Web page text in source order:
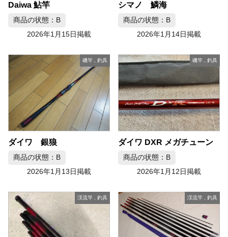
Daiwa 鮎竿
商品の状態：B
2026年1月15日掲載
シマノ 鱗海
商品の状態：B
2026年1月14日掲載
磯竿, 釣具
ダイワ 銀狼
商品の状態：B
2026年1月13日掲載
磯竿 , 釣具
ダイワ DXR メガチューン
商品の状態：B
2026年1月12日掲載
渓流竿, 釣具 渓流竿 釣具